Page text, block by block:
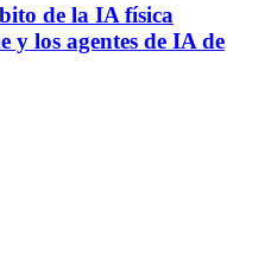
de la IA física
y los agentes de IA de